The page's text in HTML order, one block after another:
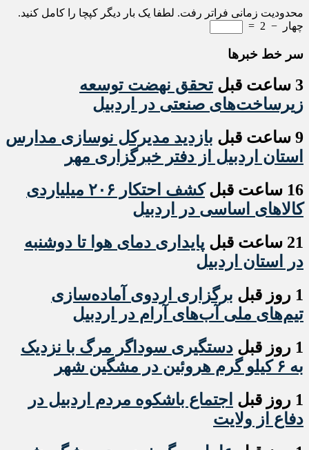
محدودیت زمانی فراتر رفت. لطفا یک بار دیگر کپچا را کامل کنید.
چهار
−
2
=
سر خط خبرها
3 ساعت قبل
تحقق نهضت توسعه
زیرساخت‌های صنعتی در اردبیل
9 ساعت قبل
بازدید مدیرکل نوسازی مدارس
استان اردبیل از دفتر خبرگزاری مهر
16 ساعت قبل
کشف احتکار ۲۰۶ میلیاردی
کالاهای اساسی در اردبیل
21 ساعت قبل
پایداری دمای هوا تا دوشنبه
در استان اردبیل
1 روز قبل
برگزاری اردوی آماده‌سازی
تیم‌های ملی آب‌های آرام در اردبیل
1 روز قبل
دستگیری سوداگر مرگ با نزدیک
به ۶ کیلو گرم هروئین در مشگین شهر
1 روز قبل
اجتماع باشکوه مردم اردبیل در
دفاع از ولایت